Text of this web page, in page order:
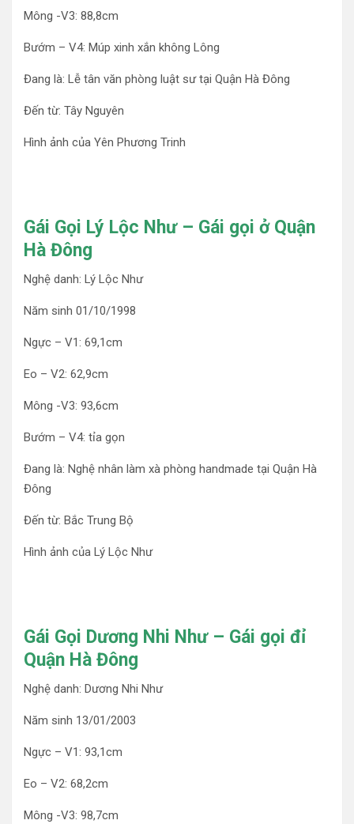
Mông -V3: 88,8cm
Bướm – V4: Múp xinh xắn không Lông
Đang là: Lễ tân văn phòng luật sư tại Quận Hà Đông
Đến từ: Tây Nguyên
Hình ảnh của Yên Phương Trinh
Gái Gọi Lý Lộc Như – Gái gọi ở Quận
Hà Đông
Nghệ danh: Lý Lộc Như
Năm sinh 01/10/1998
Ngực – V1: 69,1cm
Eo – V2: 62,9cm
Mông -V3: 93,6cm
Bướm – V4: tỉa gọn
Đang là: Nghệ nhân làm xà phòng handmade tại Quận Hà
Đông
Đến từ: Bắc Trung Bộ
Hình ảnh của Lý Lộc Như
Gái Gọi Dương Nhi Như – Gái gọi đỉ
Quận Hà Đông
Nghệ danh: Dương Nhi Như
Năm sinh 13/01/2003
Ngực – V1: 93,1cm
Eo – V2: 68,2cm
Mông -V3: 98,7cm